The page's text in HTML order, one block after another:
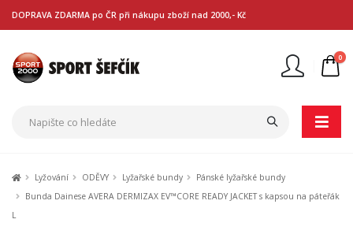
DOPRAVA ZDARMA po ČR při nákupu zboží nad 2000,- Kč
0
Lyžování ODĚVY Lyžařské bundy
Pánské lyžařské bundy
Bunda Dainese AVERA DERMIZAX EV™CORE READY JACKET s kapsou na páteřák
L